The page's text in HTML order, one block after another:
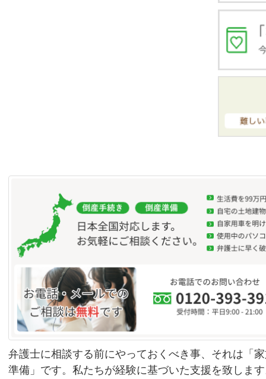
弁護士に相談する前にやっておくべき事、それは「
準備」です。私たちが経験に基づいた支援を致しま